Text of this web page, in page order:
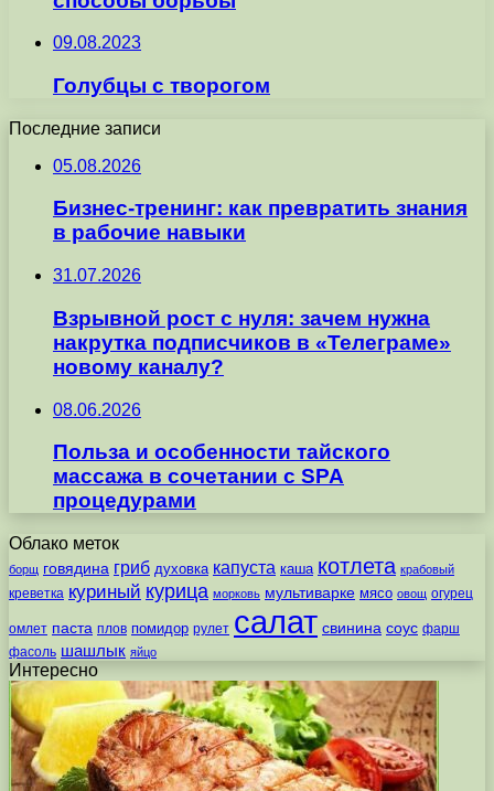
09.08.2023
Голубцы с творогом
Последние записи
05.08.2026
Бизнес-тренинг: как превратить знания
в рабочие навыки
31.07.2026
Взрывной рост с нуля: зачем нужна
накрутка подписчиков в «Телеграме»
новому каналу?
08.06.2026
Польза и особенности тайского
массажа в сочетании с SPA
процедурами
Облако меток
борщ говядина гриб духовка капуста каша котлета крабовый
креветка куриный курица морковь мультиварке мясо овощ огурец
омлет паста плов помидор рулет салат свинина соус фарш
фасоль шашлык яйцо
Интересно